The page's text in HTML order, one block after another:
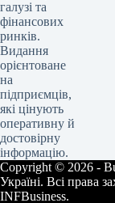
галузі та
фінансових
ринків.
Видання
орієнтоване
на
підприємців,
які цінують
оперативну й
достовірну
інформацію.
Copyright © 2026 -
Україні. Всі права
INFBusiness.